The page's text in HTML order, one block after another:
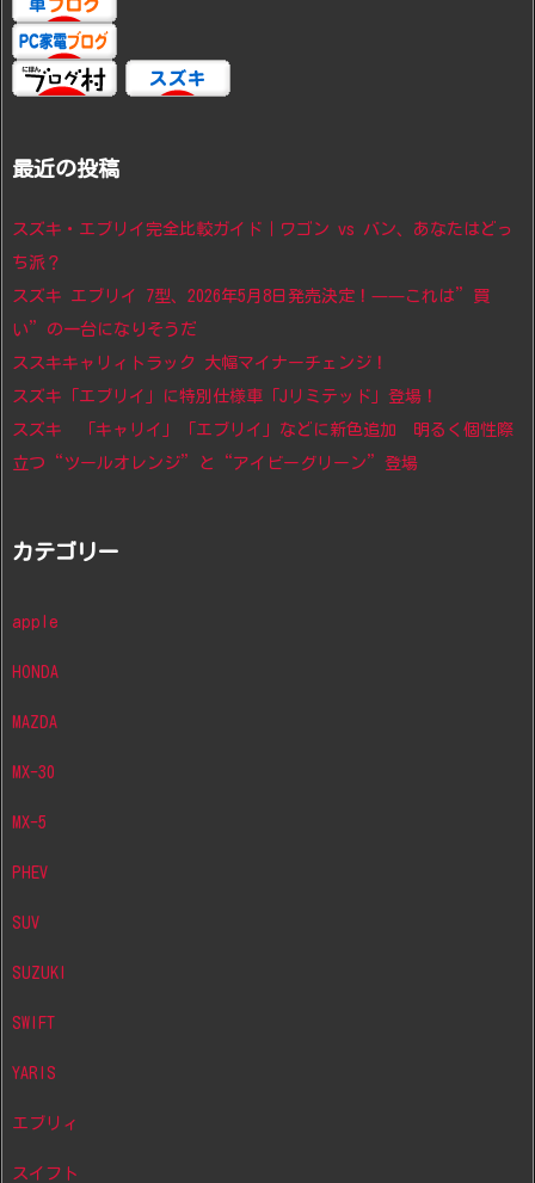
最近の投稿
スズキ・エブリイ完全比較ガイド｜ワゴン vs バン、あなたはどっ
ち派？
スズキ エブリイ 7型、2026年5月8日発売決定！——これは”買
い”の一台になりそうだ
ススキキャリィトラック 大幅マイナーチェンジ！
スズキ「エブリイ」に特別仕様車「Jリミテッド」登場！
スズキ 「キャリイ」「エブリイ」などに新色追加 明るく個性際
立つ“ツールオレンジ”と“アイビーグリーン”登場
カテゴリー
apple
HONDA
MAZDA
MX-30
MX-5
PHEV
SUV
SUZUKI
SWIFT
YARIS
エブリィ
スイフト